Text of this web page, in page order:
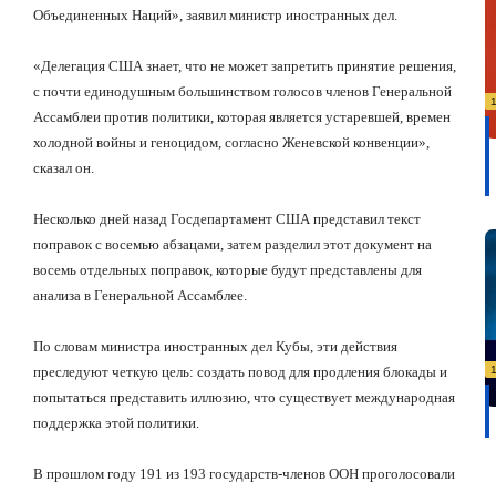
Объединенных Наций», заявил министр иностранных дел.
«Делегация США знает, что не может запретить принятие решения,
с почти единодушным большинством голосов членов Генеральной
Ассамблеи против политики, которая является устаревшей, времен
холодной войны и геноцидом, согласно Женевской конвенции»,
сказал он.
Несколько дней назад Госдепартамент США представил текст
поправок с восемью абзацами, затем разделил этот документ на
восемь отдельных поправок, которые будут представлены для
анализа в Генеральной Ассамблее.
По словам министра иностранных дел Кубы, эти действия
преследуют четкую цель: создать повод для продления блокады и
попытаться представить иллюзию, что существует международная
поддержка этой политики.
В прошлом году 191 из 193 государств-членов ООН проголосовали